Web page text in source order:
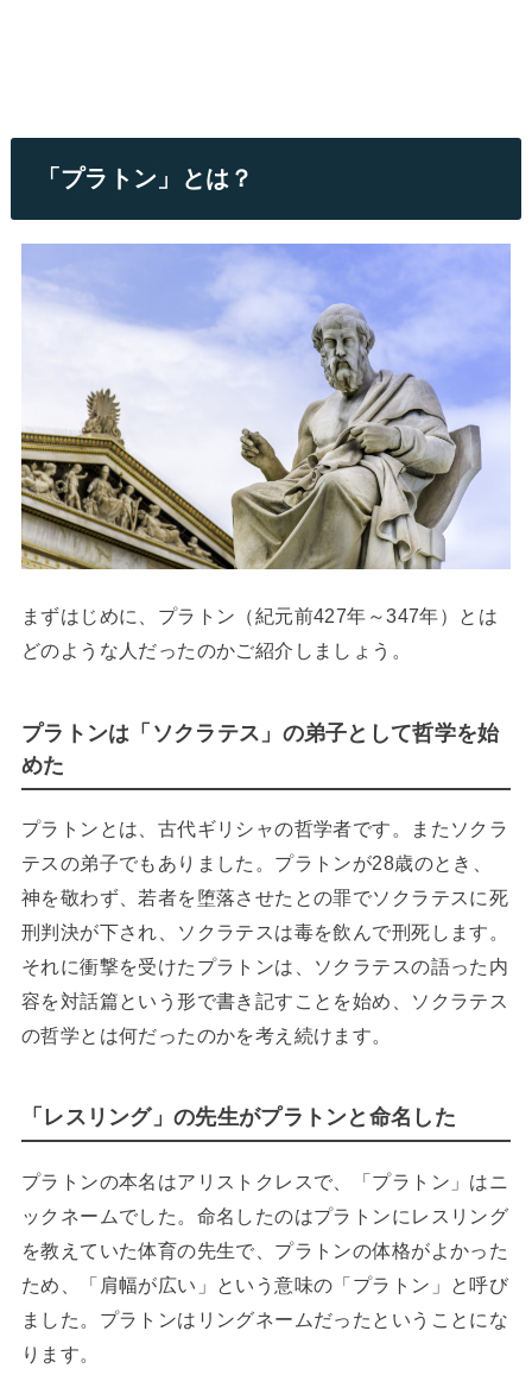
「プラトン」とは？
まずはじめに、プラトン（紀元前427年～347年）とは
どのような人だったのかご紹介しましょう。
プラトンは「ソクラテス」の弟子として哲学を始
めた
プラトンとは、古代ギリシャの哲学者です。またソクラ
テスの弟子でもありました。プラトンが28歳のとき、
神を敬わず、若者を堕落させたとの罪でソクラテスに死
刑判決が下され、ソクラテスは毒を飲んで刑死します。
それに衝撃を受けたプラトンは、ソクラテスの語った内
容を対話篇という形で書き記すことを始め、ソクラテス
の哲学とは何だったのかを考え続けます。
「レスリング」の先生がプラトンと命名した
プラトンの本名はアリストクレスで、「プラトン」はニ
ックネームでした。命名したのはプラトンにレスリング
を教えていた体育の先生で、プラトンの体格がよかった
ため、「肩幅が広い」という意味の「プラトン」と呼び
ました。プラトンはリングネームだったということにな
ります。